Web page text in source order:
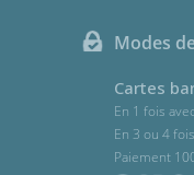
Modes
Cartes
En 1 fois
En 3 ou 4 fois
Paiement